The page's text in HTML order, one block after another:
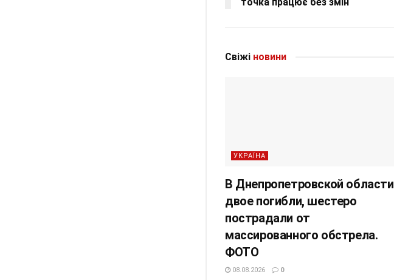
Свіжі новини
УКРАЇНА
В Днепропетровской области
двое погибли, шестеро
пострадали от
массированного обстрела.
ФОТО
08.08.2026 0